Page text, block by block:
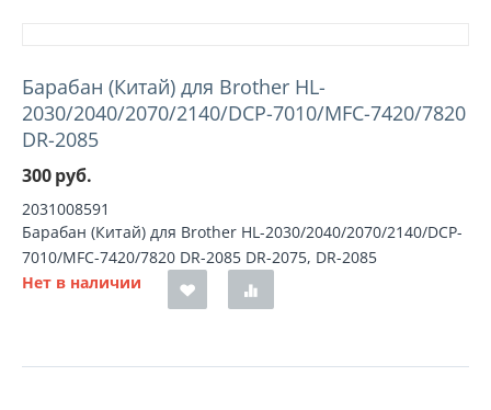
Барабан (Китай) для Brother HL-
2030/2040/2070/2140/DCP-7010/MFC-7420/7820
DR-2085
300руб.
2031008591
Барабан (Китай) для Brother HL-2030/2040/2070/2140/DCP-
7010/MFC-7420/7820 DR-2085 DR-2075, DR-2085
Нет в наличии